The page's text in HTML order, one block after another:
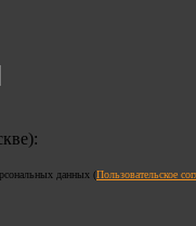
данных (Пользовательское